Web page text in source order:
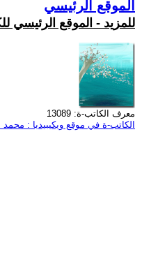
الموقع الرئيسي
للمزيد - الموقع الرئيسي
معرف الكاتب-ة: 13089
الكاتب-ة في موقع ويكيبيديا :